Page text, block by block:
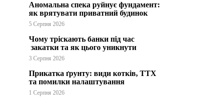
Аномальна спека руйнує фундамент:
як врятувати приватний будинок
5 Серпня 2026
Чому тріскають банки під час
закатки та як цього уникнути
3 Серпня 2026
Прикатка ґрунту: види котків, ТТХ
та помилки налаштування
1 Серпня 2026